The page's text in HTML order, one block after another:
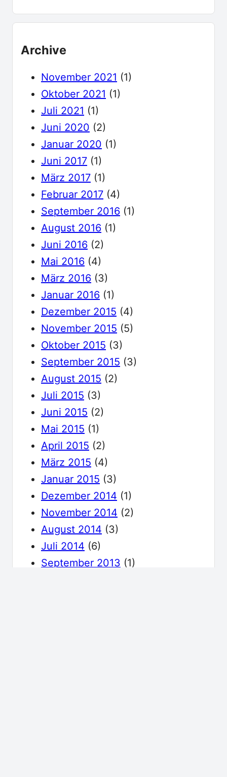
Archive
November 2021 (1)
Oktober 2021 (1)
Juli 2021 (1)
Juni 2020 (2)
Januar 2020 (1)
Juni 2017 (1)
März 2017 (1)
Februar 2017 (4)
September 2016 (1)
August 2016 (1)
Juni 2016 (2)
Mai 2016 (4)
März 2016 (3)
Januar 2016 (1)
Dezember 2015 (4)
November 2015 (5)
Oktober 2015 (3)
September 2015 (3)
August 2015 (2)
Juli 2015 (3)
Juni 2015 (2)
Mai 2015 (1)
April 2015 (2)
März 2015 (4)
Januar 2015 (3)
Dezember 2014 (1)
November 2014 (2)
August 2014 (3)
Juli 2014 (6)
September 2013 (1)